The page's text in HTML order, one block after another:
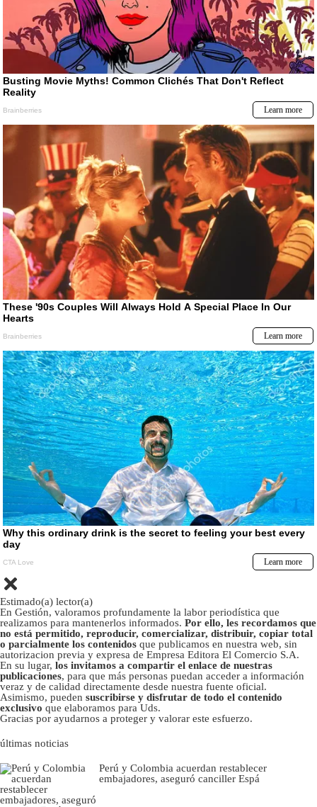
Estimado(a) lector(a)
En Gestión, valoramos profundamente la labor periodística que
realizamos para mantenerlos informados. Por ello, les recordamos que
no está permitido, reproducir, comercializar, distribuir, copiar total
o parcialmente los contenidos que publicamos en nuestra web, sin
autorizacion previa y expresa de Empresa Editora El Comercio S.A.
En su lugar, los invitamos a compartir el enlace de nuestras
publicaciones, para que más personas puedan acceder a información
veraz y de calidad directamente desde nuestra fuente oficial.
Asimismo, pueden suscribirse y disfrutar de todo el contenido
exclusivo que elaboramos para Uds.
Gracias por ayudarnos a proteger y valorar este esfuerzo.
últimas noticias
Perú y Colombia acuerdan restablecer
embajadores, aseguró canciller Espá